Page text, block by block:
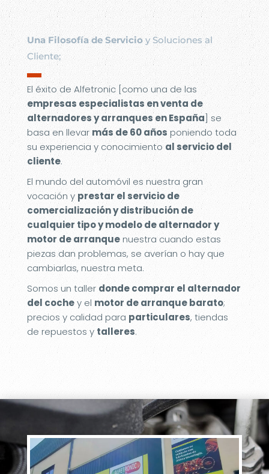
Una Filosofía de Servicioy Soluciones al
Cliente;
▬
El éxito de Alfetronic [como una de las
empresas especialistas en venta de
alternadores y arranques en España] se
basa en llevarmás de 60 añosponiendo toda
su experiencia y conocimiento al servicio del
cliente.
El mundo del automóvil es nuestra gran
vocación y prestar el servicio de
comercialización y distribución de
cualquier tipo y modelo de alternador y
motor de arranquenuestra cuando estas
piezas dan problemas, se averían o hay que
cambiarlas, nuestra meta.
Somos un taller donde comprar el alternador
del cochey el motor de arranque barato;
precios y calidad para particulares, tiendas
de repuestos y talleres.